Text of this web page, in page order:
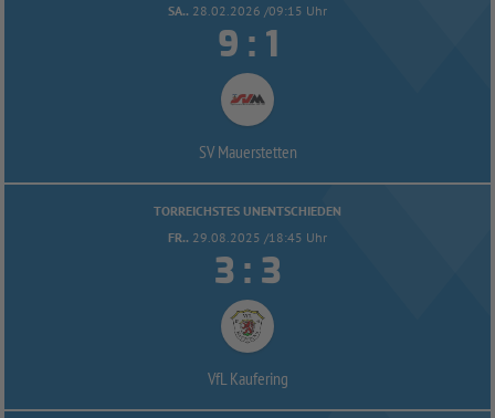
SA.. 28.02.2026 /09:15 Uhr
 : 
SV Mauerstetten
TORREICHSTES UNENTSCHIEDEN
FR.. 29.08.2025 /18:45 Uhr
 : 
VfL Kaufering